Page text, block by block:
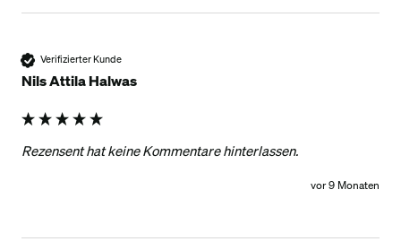
Verifizierter Kunde
Nils Attila Halwas
Rezensent hat keine Kommentare hinterlassen.
vor 9 Monaten